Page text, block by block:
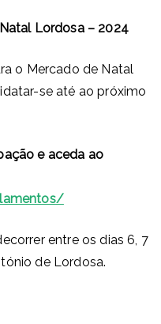
Lordosa – 2024
o Mercado de Natal
se até ao próximo
e aceda ao
entre os dias 6, 7
de Lordosa.